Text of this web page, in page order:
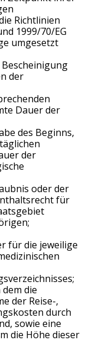
Richtlinien
1999/70/EG
umgesetzt
der
Dauer der
des Beginns,
der
oder der
für
für die jeweilige
die
der Reise-,
durch
sowie eine
die Höhe dieser